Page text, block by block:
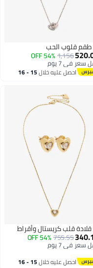
قلوب الحب
1,156
54% OFF
سعر في 7 يوم
سعر في 7 يوماحصل عليه خلال 15 - 16
قلب كريستال وأقراط
755.55
54% OFF
سعر في 7 يوم
أقل سعر في 7 يوم
احصل عليه خلال 15 - 16